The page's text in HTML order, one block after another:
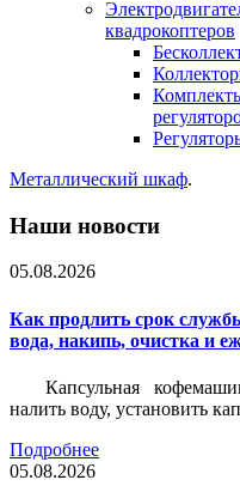
квадрокоптеров
Металлический шкаф.
Наши новости
05.08.2026
Как продлить срок
вода, накипь, очистка и
Капсульная
налить воду, установить
Подробнее
05.08.2026